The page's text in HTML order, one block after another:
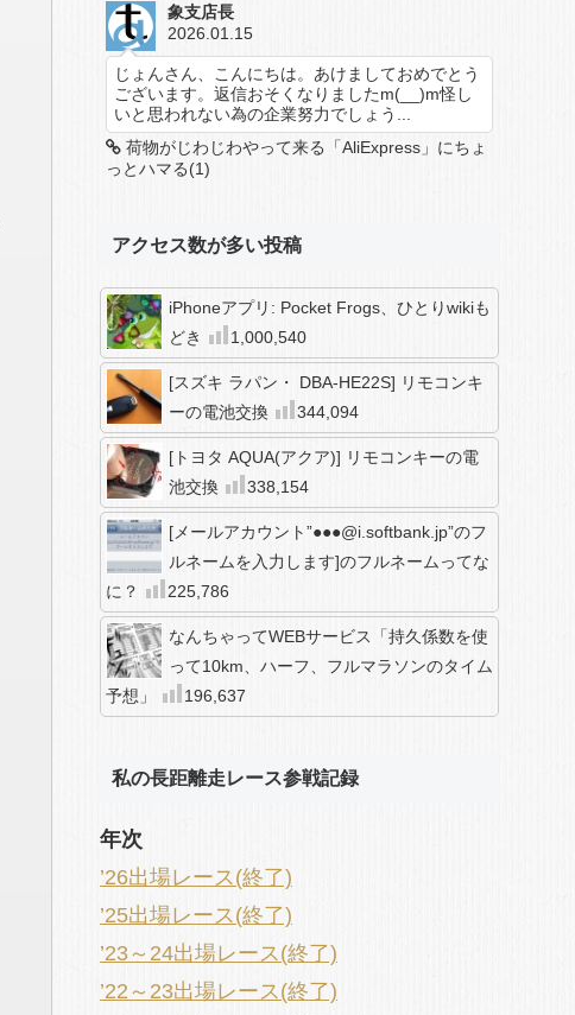
象支店長
2026.01.15
じょんさん、こんにちは。あけましておめでとう
ございます。返信おそくなりましたm(__)m怪し
いと思われない為の企業努力でしょう...
荷物がじわじわやって来る「AliExpress」にちょ
っとハマる(1)
アクセス数が多い投稿
iPhoneアプリ: Pocket Frogs、ひとりwikiも
どき
1,000,540
[スズキ ラパン・ DBA-HE22S] リモコンキ
ーの電池交換
344,094
[トヨタ AQUA(アクア)] リモコンキーの電
池交換
338,154
[メールアカウント”●●●@i.softbank.jp”のフ
ルネームを入力します]のフルネームってな
に？
225,786
なんちゃってWEBサービス「持久係数を使
って10km、ハーフ、フルマラソンのタイム
予想」
196,637
私の長距離走レース参戦記録
年次
’26出場レース(終了)
’25出場レース(終了)
’23～24出場レース(終了)
’22～23出場レース(終了)